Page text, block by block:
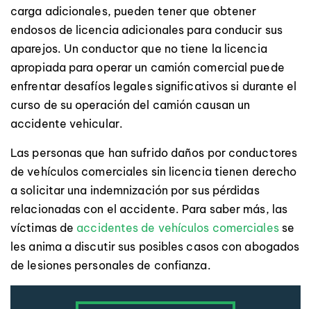
carga adicionales, pueden tener que obtener
endosos de licencia adicionales para conducir sus
aparejos. Un conductor que no tiene la licencia
apropiada para operar un camión comercial puede
enfrentar desafíos legales significativos si durante el
curso de su operación del camión causan un
accidente vehicular.
Las personas que han sufrido daños por conductores
de vehículos comerciales sin licencia tienen derecho
a solicitar una indemnización por sus pérdidas
relacionadas con el accidente. Para saber más, las
víctimas de accidentes de vehículos comercialesse
les anima a discutir sus posibles casos con abogados
de lesiones personales de confianza.